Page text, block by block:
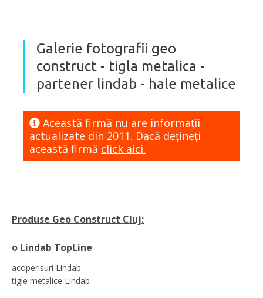
Galerie fotografii geo
construct - tigla metalica -
partener lindab - hale metalice
Această firmă nu are informaţii
actualizate din 2011. Dacă dețineți
această firmă click aici.
Produse Geo Construct Cluj:
o Lindab TopLine:
acoperisuri Lindab
tigle metalice Lindab